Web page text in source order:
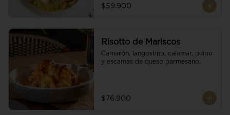
$59.900
Risotto de Mariscos
Camarón, langostino, calamar, pulpo
y escamas de queso parmesano.
$76.900